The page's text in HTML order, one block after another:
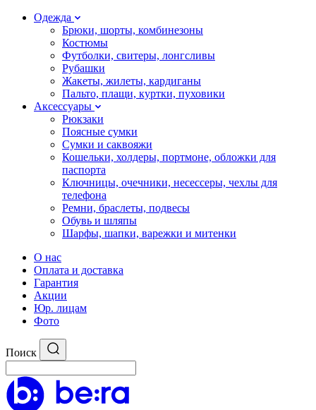
Одежда
Брюки, шорты, комбинезоны
Костюмы
Футболки, свитеры, лонгсливы
Рубашки
Жакеты, жилеты, кардиганы
Пальто, плащи, куртки, пуховики
Аксессуары
Рюкзаки
Поясные сумки
Сумки и саквояжи
Кошельки, холдеры, портмоне, обложки для
паспорта
Ключницы, очечники, несессеры, чехлы для
телефона
Ремни, браслеты, подвесы
Обувь и шляпы
Шарфы, шапки, варежки и митенки
О нас
Оплата и доставка
Гарантия
Акции
Юр. лицам
Фото
Поиск